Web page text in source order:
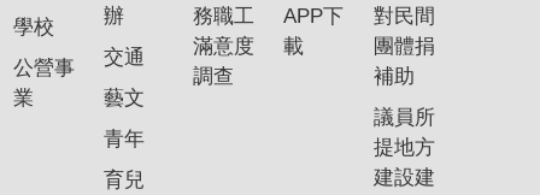
回
首
學校
公營事
業
辦
交通
藝文
青年
育兒
務職工
滿意度
調查
APP下
載
對民間
團體捐
補助
議員所
提地方
建設建